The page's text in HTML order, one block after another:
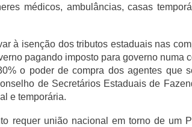
médicos, ambulâncias, casas
à isenção dos tributos estaduais nas
pagando imposto para governo numa
o poder de compra dos agentes que
de Secretários Estaduais de
e temporária.
requer união nacional em torno de um